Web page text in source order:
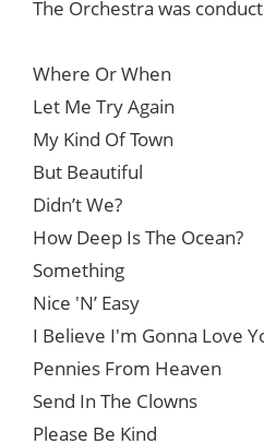
The Orchestra was
Where Or When
Let Me Try Again
My Kind Of Town
But Beautiful
Didn’t We?
How Deep Is The Ocean?
Something
Nice 'N’ Easy
I Believe I'm Gonna Love
Pennies From Heaven
Send In The Clowns
Please Be Kind